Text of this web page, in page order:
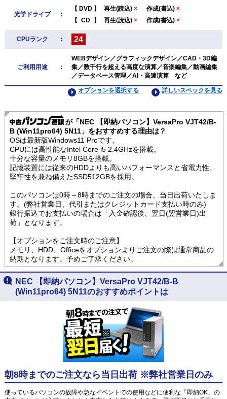
光学ドライブ ：
【 DVD 】 再生(読込) × 作成(書込) ×
【 CD 】 再生(読込) × 作成(書込) ×
CPUランク ： 24
ご利用用途 ：
WEBデザイン／グラフィックデザイン／CAD・3D編
集／数千行を超える高度な演算／音楽編集／動画編集
／データベース管理／AI・高速演算 など
詳しいスペックを見る
オプションを選択する
が「NEC 【即納パソコン】VersaPro VJT42/B-
B (Win11pro64) 5N11」をおすすめする理由は？
OSは最新版Windows11 Proです。
CPUには高性能なIntel Core i5 2.4GHzを搭載。
十分な容量のメモリ8GBを搭載。
記憶装置には従来のHDDよりも高いパフォーマンスと省電力性、
堅牢性を兼ね備えたSSD512GBを採用。
このパソコンは0時～8時までのご注文の場合、当日出荷いたしま
す。(弊社営業日、代引またはクレジットカード支払い時のみ)
銀行振込でお支払いの場合は「入金確認後、翌日(翌営業日)出
荷」となります。
【オプションをご注文時のご注意】
メモリ、HDD、Officeをオプションよりご注文の際は通常商品の
納期となります。予めご了承ください。
NEC 【即納パソコン】VersaPro VJT42/B-B
(Win11pro64) 5N11のおすすめポイントは
朝8時までのご注文なら当日出荷 ※弊社営業日のみ
使っているパソコンの故障や急なイベントでの使用などに便利な「即納OK」の